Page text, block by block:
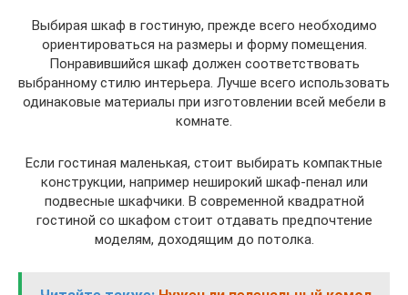
Выбирая шкаф в гостиную, прежде всего необходимо
ориентироваться на размеры и форму помещения.
Понравившийся шкаф должен соответствовать
выбранному стилю интерьера. Лучше всего использовать
одинаковые материалы при изготовлении всей мебели в
комнате.
Если гостиная маленькая, стоит выбирать компактные
конструкции, например неширокий шкаф-пенал или
подвесные шкафчики. В современной квадратной
гостиной со шкафом стоит отдавать предпочтение
моделям, доходящим до потолка.